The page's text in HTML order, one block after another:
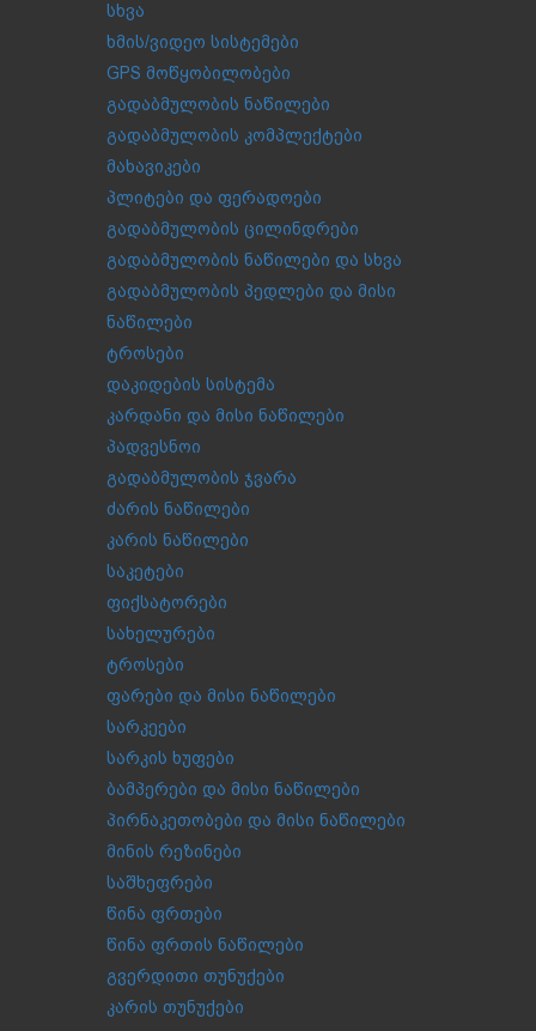
სხვა
ხმის/ვიდეო სისტემები
GPS მოწყობილობები
გადაბმულობის ნაწილები
გადაბმულობის კომპლექტები
მახავიკები
პლიტები და ფერადოები
გადაბმულობის ცილინდრები
გადაბმულობის ნაწილები და სხვა
გადაბმულობის პედლები და მისი
ნაწილები
ტროსები
დაკიდების სისტემა
კარდანი და მისი ნაწილები
პადვესნოი
გადაბმულობის ჯვარა
ძარის ნაწილები
კარის ნაწილები
საკეტები
ფიქსატორები
სახელურები
ტროსები
ფარები და მისი ნაწილები
სარკეები
სარკის ხუფები
ბამპერები და მისი ნაწილები
პირნაკეთობები და მისი ნაწილები
მინის რეზინები
საშხეფრები
წინა ფრთები
წინა ფრთის ნაწილები
გვერდითი თუნუქები
კარის თუნუქები